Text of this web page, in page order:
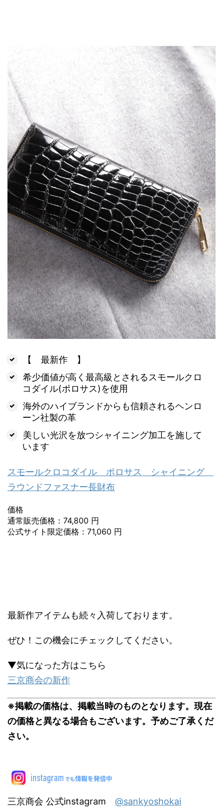
【 最新作 】
希少価値が高く最高級とされるスモールクロ
コダイル(ポロサス)を使用
海外のハイブランドからも信頼されるヘンロ
ーン社製の革
美しい光沢を放つシャイニング加工を施して
います
スモールクロコダイル ポロサス シャイニング
ラウンドファスナー長財布
価格
通常販売価格：74,800 円
公式サイト限定価格：71,060 円
最新作アイテムも続々入荷しております。
ぜひ！この機会にチェックしてください。
▼気になった方はこちら
三京商会の新作
※掲載の価格は、掲載当時のものとなります。現在
の価格と異なる場合もございます。予めご了承くだ
さい。
三京商会 公式instagram @sankyoshokai